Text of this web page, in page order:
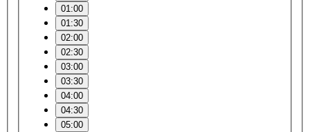
01:00
01:30
02:00
02:30
03:00
03:30
04:00
04:30
05:00